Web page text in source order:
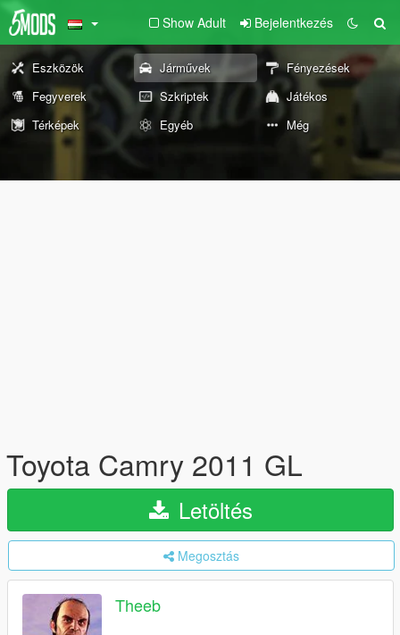
Show Adult Bejelentkezés
Eszközök Járművek
Fényezések
Fegyverek
Szkriptek
Játékos
Térképek
Egyéb Még
Toyota Camry 2011 GL
Letöltés
Megosztás
Theeb